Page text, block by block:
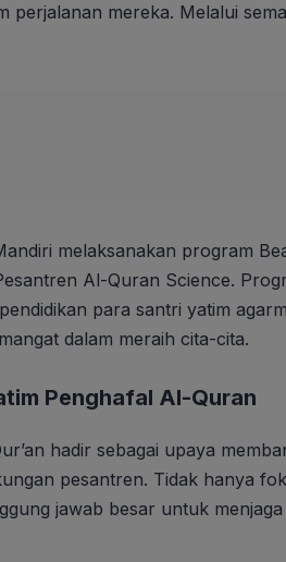
perjalanan mereka. Melalui
melaksanakan program
Al-Quran Science.
para santri yatim
dalam meraih cita-cita.
Penghafal Al-Quran
hadir sebagai upaya
pesantren. Tidak hanya
jawab besar untuk menjaga